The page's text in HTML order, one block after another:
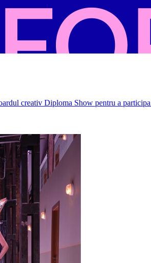
creativ Diploma Show pentru a